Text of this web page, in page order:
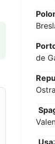
de
Usa